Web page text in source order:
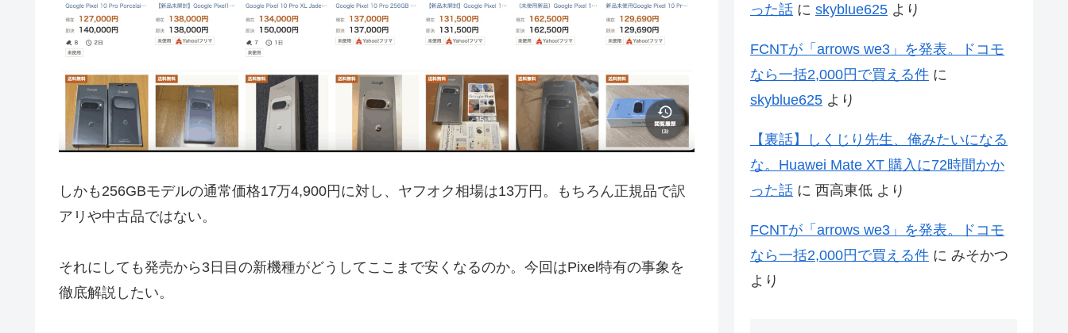
しかも256GBモデルの通常価格17万4,900円に対し、ヤフオク相場は13万円。もちろん正規品で訳
アリや中古品ではない。
それにしても発売から3日目の新機種がどうしてここまで安くなるのか。今回はPixel特有の事象を
徹底解説したい。
った話 に skyblue625 より
FCNTが「arrows we3」を発表。ドコモ
なら一括2,000円で買える件 に
skyblue625 より
【裏話】しくじり先生、俺みたいになる
な。Huawei Mate XT 購入に72時間かか
った話 に 西高東低 より
FCNTが「arrows we3」を発表。ドコモ
なら一括2,000円で買える件 に みそかつ
より